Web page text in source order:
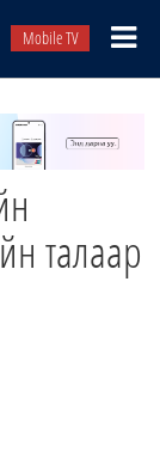
Mobile TV
талаар